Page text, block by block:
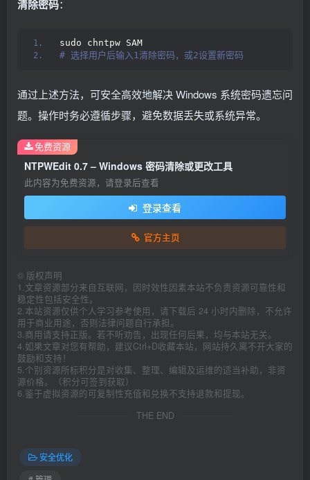
清除密码：
sudo chntpw SAM
# 选择用户后输入1清除密码，或2设置新密码
通过上述方法，可安全高效地解决 Windows 系统密码遗忘问
题。操作时务必遵循步骤，避免数据丢失或系统异常。
NTPWEdit 0.7 – Windows 密码清除或更改工具
此内容为免费资源，请登录后查看
登录查看
官方主页
免费资源
© 版权声明
1.文章资源部分来自互联网，因时效性因素本站不负责资源可靠性和
稳定性包括安全性。
2.本站资源仅供个人学习参考使用，请下载后 24 小时内删除，不允许
用于商业用途，否则法律问题自行承担。
3.商用请支持正版。若不听劝告，出现任何后果，均与本站无关。
4.如果文章对您有帮助，建议Ctrl+D收藏本站，网站持久离不开大家的
鼓励和支持！
5.个别资源所标积分是对收集、整理、编辑及运维的适当补助，非资
源价格。（积分可签到获取）
6.鉴于虚拟资源的可复制性充值和兑换不支持退款和提现。
THE END
安全优化